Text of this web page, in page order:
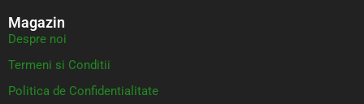
Magazin
Despre noi
Termeni si Conditii
Politica de Confidentialitate